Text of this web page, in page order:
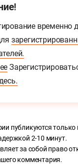
временно
публикуются только
2-10 минут.
за собой право
комментария.